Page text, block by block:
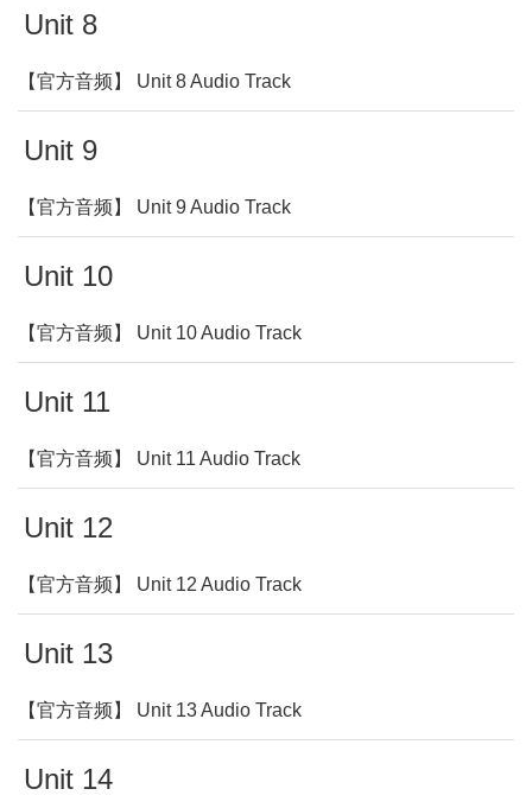
Unit 8
【官方音频】 Unit 8 Audio Track
Unit 9
【官方音频】 Unit 9 Audio Track
Unit 10
【官方音频】 Unit 10 Audio Track
Unit 11
【官方音频】 Unit 11 Audio Track
Unit 12
【官方音频】 Unit 12 Audio Track
Unit 13
【官方音频】 Unit 13 Audio Track
Unit 14